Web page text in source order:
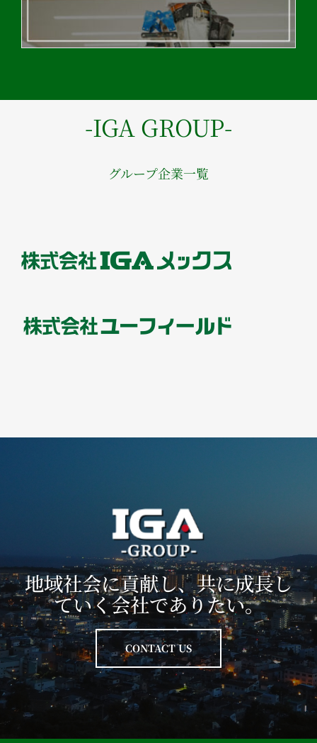
-IGA GROUP-
グループ企業一覧
地域社会に貢献し、共に成長し
ていく会社でありたい。
CONTACT US